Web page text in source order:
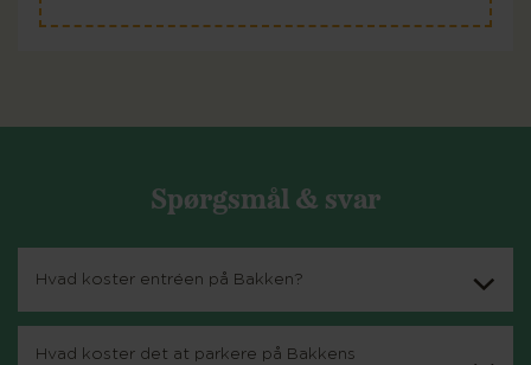
Spørgsmål & svar
Hvad koster entréen på Bakken?
Hvad koster det at parkere på Bakkens